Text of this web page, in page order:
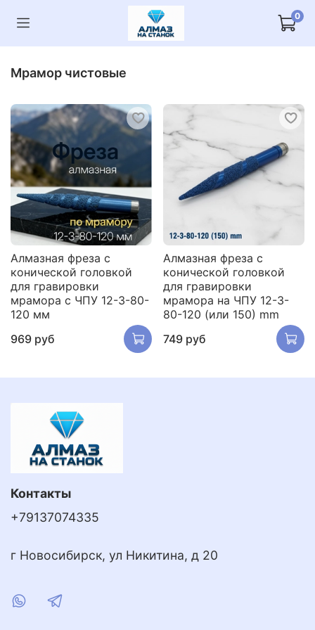
0
Мрамор чистовые
Алмазная фреза с
конической головкой
для гравировки
мрамора с ЧПУ 12-3-80-
120 мм
969 руб
Алмазная фреза с
конической головкой
для гравировки
мрамора на ЧПУ 12-3-
80-120 (или 150) mm
749 руб
Контакты
+79137074335
г Новосибирск, ул Никитина, д 20